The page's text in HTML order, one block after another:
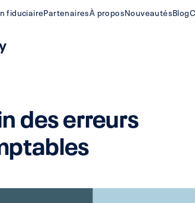
fiduciairePartenairesÀ proposNouveautésBlog
des erreurs